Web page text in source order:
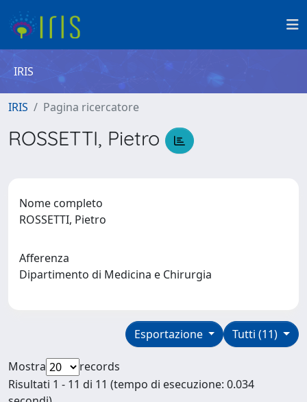
IRIS
IRIS Pagina ricercatore
ROSSETTI, Pietro
Nome completo
ROSSETTI, Pietro
Afferenza
Dipartimento di Medicina e Chirurgia
Tutti (11)
Esportazione
Mostra
records
Risultati 1 - 11 di 11 (tempo di esecuzione: 0.034